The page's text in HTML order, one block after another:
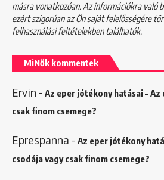
másra vonatkozóan. Az információkra való
ezért szigorúan az Ön saját felelősségére
felhasználási feltételekbentalálhatók.
MiNők kommentek
Ervin - Az eper jótékony hatásai –
csak finom csemege?
Eprespanna - Az eper jótékony
csodája vagy csak finom csemege?